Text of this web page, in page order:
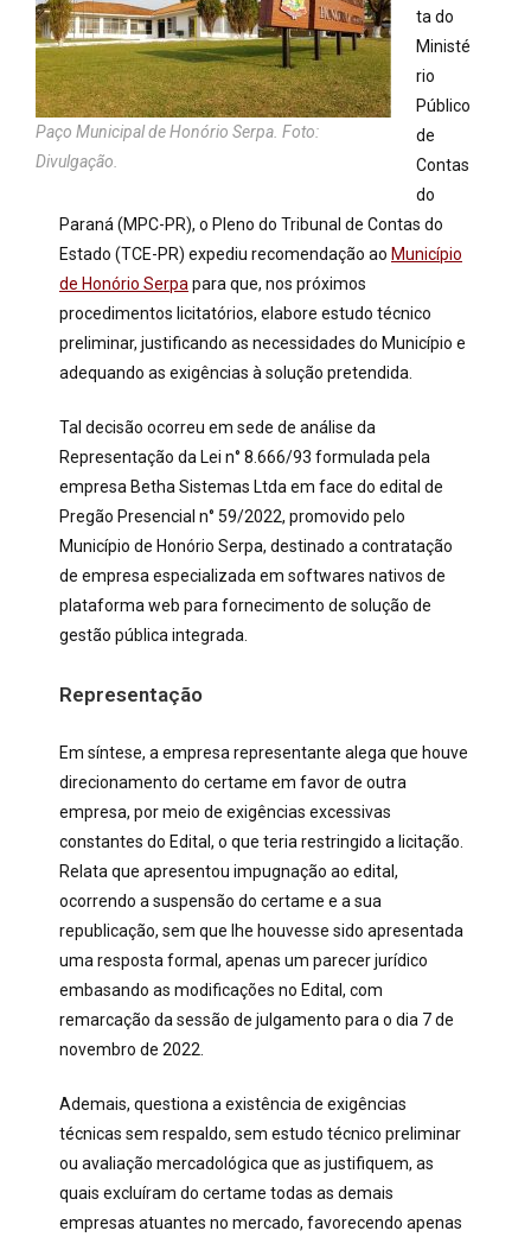
Paço Municipal de Honório Serpa. Foto:
Divulgação.
ta do
Ministé
rio
Público
de
Contas
do
Paraná (MPC-PR), o Pleno do Tribunal de Contas do
Estado (TCE-PR) expediu recomendação ao Município
de Honório Serpa para que, nos próximos
procedimentos licitatórios, elabore estudo técnico
preliminar, justificando as necessidades do Município e
adequando as exigências à solução pretendida.
Tal decisão ocorreu em sede de análise da
Representação da Lei n° 8.666/93 formulada pela
empresa Betha Sistemas Ltda em face do edital de
Pregão Presencial n° 59/2022, promovido pelo
Município de Honório Serpa, destinado a contratação
de empresa especializada em softwares nativos de
plataforma web para fornecimento de solução de
gestão pública integrada.
Representação
Em síntese, a empresa representante alega que houve
direcionamento do certame em favor de outra
empresa, por meio de exigências excessivas
constantes do Edital, o que teria restringido a licitação.
Relata que apresentou impugnação ao edital,
ocorrendo a suspensão do certame e a sua
republicação, sem que lhe houvesse sido apresentada
uma resposta formal, apenas um parecer jurídico
embasando as modificações no Edital, com
remarcação da sessão de julgamento para o dia 7 de
novembro de 2022.
Ademais, questiona a existência de exigências
técnicas sem respaldo, sem estudo técnico preliminar
ou avaliação mercadológica que as justifiquem, as
quais excluíram do certame todas as demais
empresas atuantes no mercado, favorecendo apenas